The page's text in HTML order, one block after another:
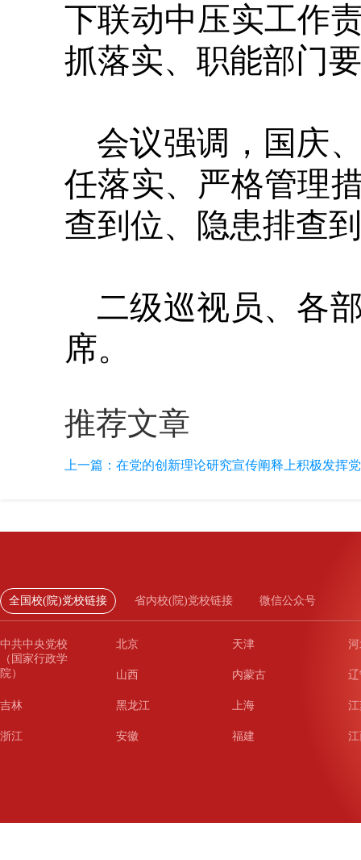
下联动中压实工作
抓落实、职能部门
会议强调，国庆
任落实、严格管理
查到位、隐患排查
二级巡视员、各
席。
推荐文章
上一篇： 在党的创新理论研究宣传阐释上积极发挥
全国校(院)党校链接 省内校(院)党校链接 微信公众号
中共中央党校
（国家行政学
院）
北京 天津
山西 内蒙古
吉林 黑龙江 上海
浙江 安徽 福建